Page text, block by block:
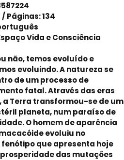
/ Páginas: 134
Vida e Consciência
não, temos evoluído e
evoluindo. A natureza se
de um processo de
fatal. Através das eras
a Terra transformou-se de um
planeta, num paraíso de
O homem de aparência
evoluiu no
que apresenta hoje
das mutações